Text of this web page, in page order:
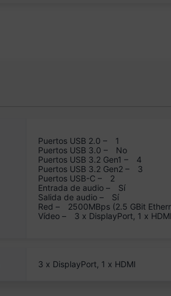
Puertos USB 2.0 –
1
Puertos USB 3.0 –
No
Puertos USB 3.2 Gen1 –
4
Puertos USB 3.2 Gen2 –
3
Puertos USB-C –
2
Entrada de audio –
Sí
Salida de audio –
Sí
Red –
2500MBps (2.5 GBit
Vídeo –
3 x DisplayPort, 1 x HDMI
3 x DisplayPort, 1 x HDMI